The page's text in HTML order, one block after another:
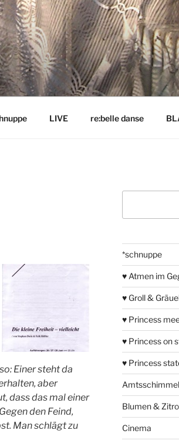
LIVE re:belle danse
Einer steht da
aber
dass das mal einer
den Feind,
Man schlägt zu
*schnuppe
♥ Atmen im
♥ Groll &
♥ Princess
♥ Princess on
♥ Princess
Amtsschimmel
Blumen &
Cinema